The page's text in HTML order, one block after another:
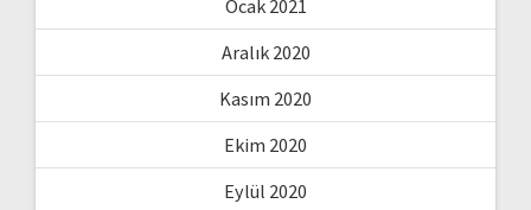
Ocak 2021
Aralık 2020
Kasım 2020
Ekim 2020
Eylül 2020